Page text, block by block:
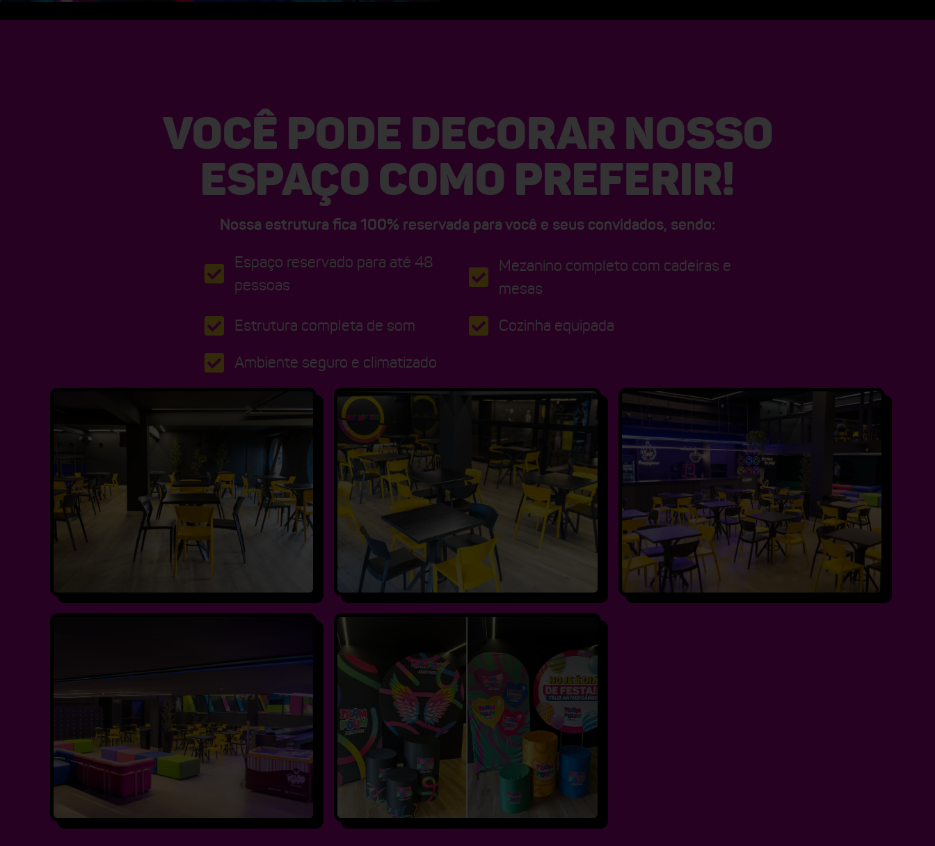
VOCÊ PODE DECORAR NOSSO
ESPAÇO COMO PREFERIR!
Nossa estrutura fica 100% reservada para você e seus convidados, sendo:
Espaço reservado para até 48
pessoas
Mezanino completo com cadeiras e
mesas
Estrutura completa de som
Cozinha equipada
Ambiente seguro e climatizado